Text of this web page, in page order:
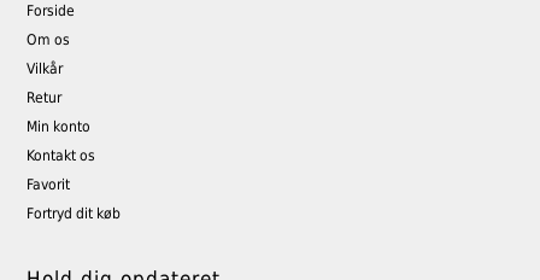
Forside
Om os
Vilkår
Retur
Min konto
Kontakt os
Favorit
Fortryd dit køb